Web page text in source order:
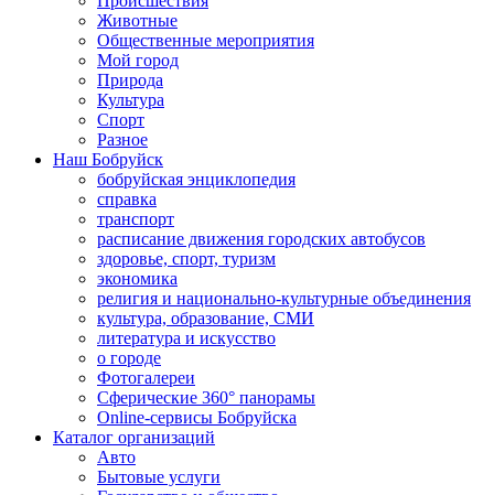
Животные
Общественные мероприятия
Мой город
Природа
Культура
Спорт
Разное
Наш Бобруйск
бобруйская энциклопедия
справка
транспорт
расписание движения городских автобусов
здоровье, спорт, туризм
экономика
религия и национально-культурные объединения
культура, образование, СМИ
литература и искусство
о городе
Фотогалереи
Сферические 360° панорамы
Online-сервисы Бобруйска
Каталог организаций
Авто
Бытовые услуги